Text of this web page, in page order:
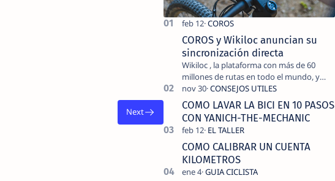
COROS y Wikiloc anuncian su
sincronización directa
Wikiloc , la plataforma con más de 60
millones de rutas en todo el mundo, y
COROS , marca de dispositivos GPS
reconocida mundialmente por su
tecnolo…
COMO LAVAR LA BICI EN 10 PASOS
CON YANICH-THE-MECHANIC
COMO CALIBRAR UN CUENTA
KILOMETROS